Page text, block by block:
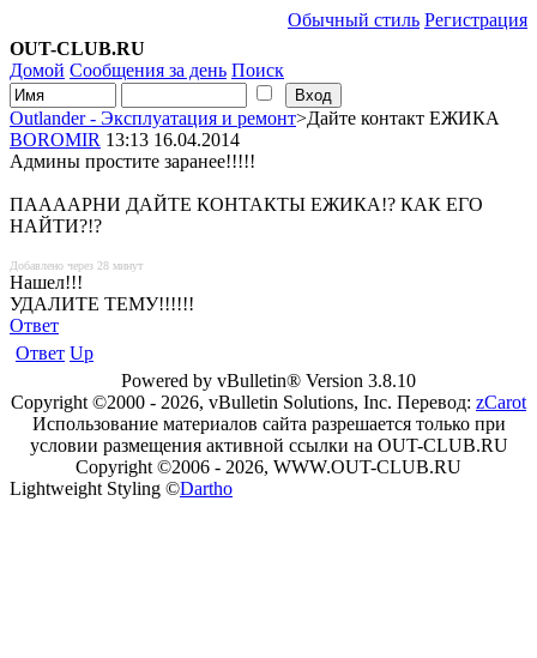
Обычный стиль Регистрация
OUT-CLUB.RU
Домой Сообщения за день Поиск
Outlander - Эксплуатация и ремонт>Дайте контакт ЕЖИКА
BOROMIR 13:13 16.04.2014
Админы простите заранее!!!!!
ПААААРНИ ДАЙТЕ КОНТАКТЫ ЕЖИКА!? КАК ЕГО
НАЙТИ?!?
Добавлено через 28 минут
Нашел!!!
УДАЛИТЕ ТЕМУ!!!!!!
Ответ
Ответ Up
Powered by vBulletin® Version 3.8.10
Copyright ©2000 - 2026, vBulletin Solutions, Inc. Перевод: zCarot
Использование материалов сайта разрешается только при
условии размещения активной ссылки на OUT-CLUB.RU
Copyright ©2006 - 2026, WWW.OUT-CLUB.RU
Lightweight Styling ©Dartho